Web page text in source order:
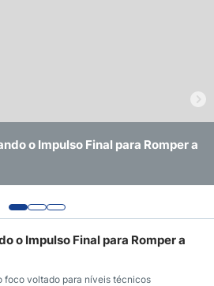
o Impulso Final para Romper a
A queda se Transforma em
Perto do Suporte
Apesar da Volatilidade Global
o Impulso Final para Romper a
foco voltado para níveis técnicos